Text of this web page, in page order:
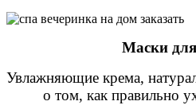
Маски
Увлажняющие крема,
о том, как правильно